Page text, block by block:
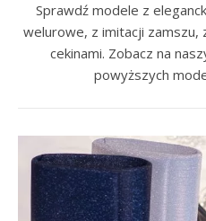
Sprawdź modele z
welurowe, z imitacji zamszu,
cekinami. Zobacz na
powyższych